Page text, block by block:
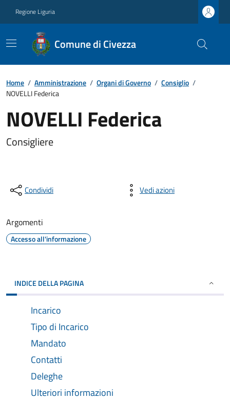
Regione Liguria
Comune di Civezza
Home / Amministrazione / Organi di Governo / Consiglio /
NOVELLI Federica
NOVELLI Federica
Consigliere
Condividi Vedi azioni
Argomenti
Accesso all'informazione
INDICE DELLA PAGINA
Incarico
Tipo di Incarico
Mandato
Contatti
Deleghe
Ulteriori informazioni